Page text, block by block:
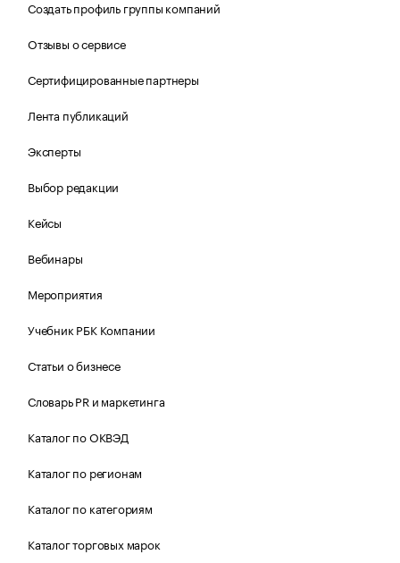
Создать профиль группы компаний
Отзывы о сервисе
Сертифицированные партнеры
Лента публикаций
Эксперты
Выбор редакции
Кейсы
Вебинары
Мероприятия
Учебник РБК Компании
Статьи о бизнесе
Словарь PR и маркетинга
Каталог по ОКВЭД
Каталог по регионам
Каталог по категориям
Каталог торговых марок